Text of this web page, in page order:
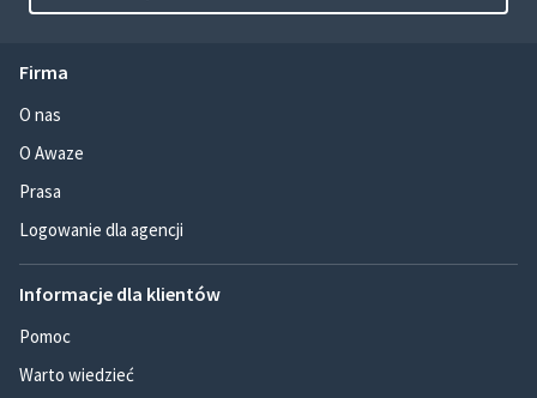
Firma
O nas
O Awaze
Prasa
Logowanie dla agencji
Informacje dla klientów
Pomoc
Warto wiedzieć